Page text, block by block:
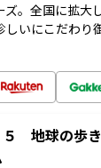
。全国に拡大
しいにこだわり
５ 地球の歩